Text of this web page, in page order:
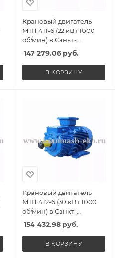
Крановый двигатель
MTH 411-6 (22 кВт 1000
об/мин) в Санкт-
Петербурге, Спб
147 279.06руб.
В КОРЗИНУ
Крановый двигатель
MTH 412-6 (30 кВт 1000
об/мин) в Санкт-
Петербурге, Спб
154 432.98руб.
В КОРЗИНУ